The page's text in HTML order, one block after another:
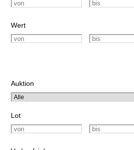
Wert
Auktion
Lot